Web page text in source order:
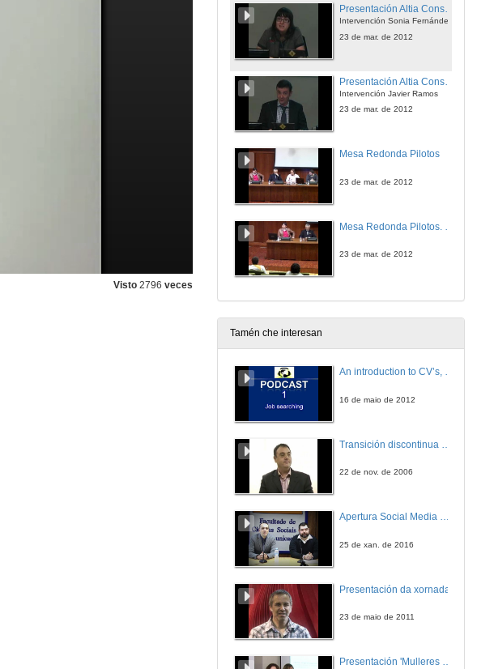
Visto 2796 veces
Presentación Altia Consultores S.A.
Intervención Sonia Fernández
23 de mar. de 2012
Intervención Javier Ramos
23 de mar. de 2012
Mesa Redonda Pilotos
23 de mar. de 2012
23 de mar. de 2012
Tamén che interesan
An introduction to CV’s, letters, and job searching
16 de maio de 2012
22 de nov. de 2006
Apertura Social Media Day 2016
25 de xan. de 2016
Presentación da xornada
23 de maio de 2011
Presentación 'Mulleres no software libre'